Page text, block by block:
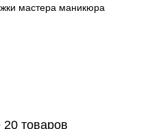
мастера маникюра
товаров